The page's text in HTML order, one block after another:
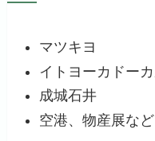
マツキヨ
イトヨーカドー
成城石井
空港、物産展など